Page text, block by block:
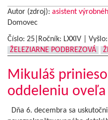
Autor (zdroj): asistent
Domovec
Číslo: 25|Ročník: LXXIV | Vyšlo:
ŽELEZIARNE PODBREZOVÁ
Mikuláš
oddeleniu
Dňa 6. decembra sa